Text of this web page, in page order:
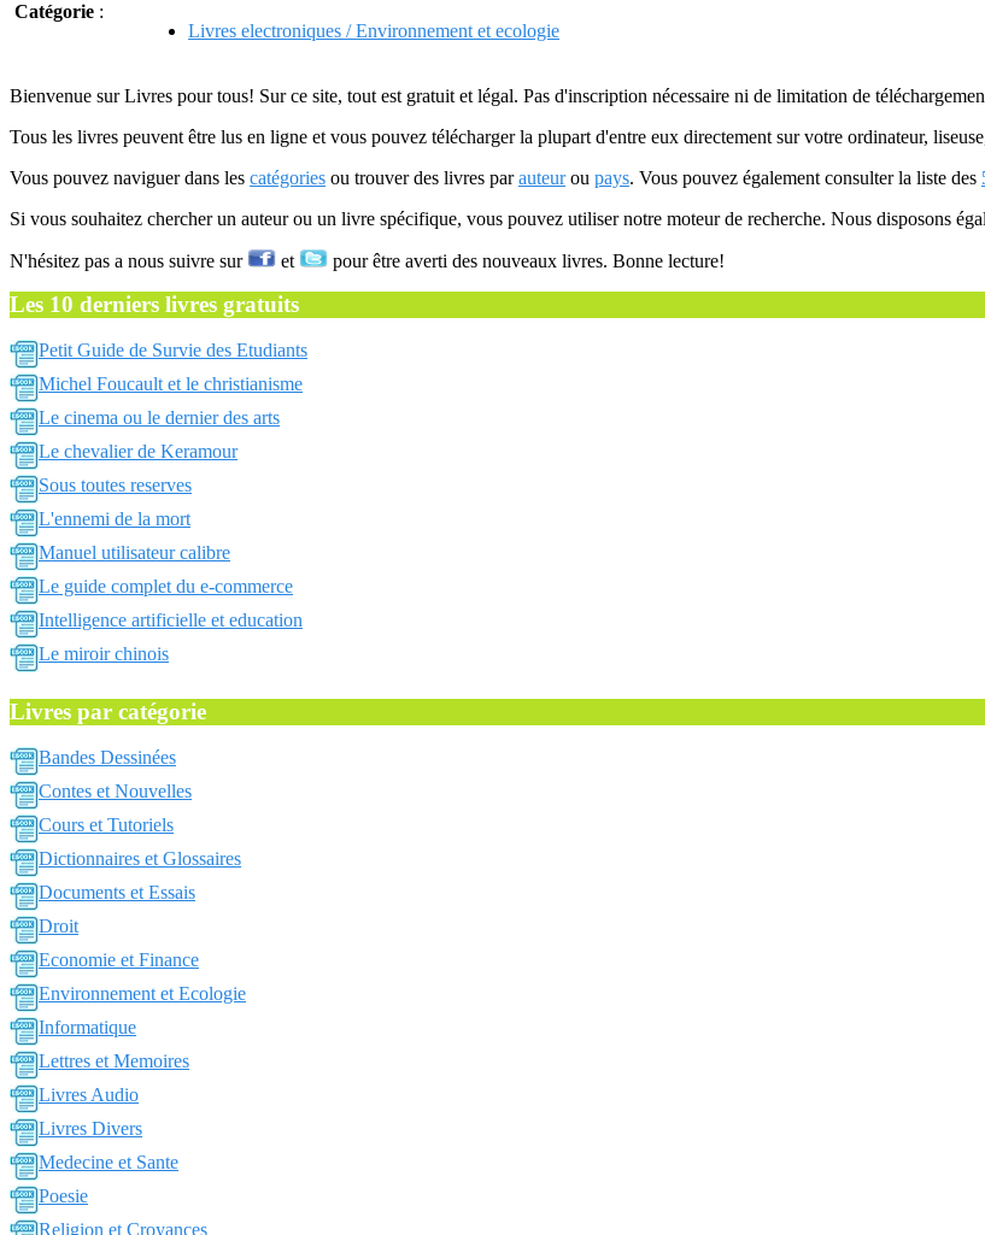
Catégorie :
Livres electroniques / Environnement et ecologie
Bienvenue sur Livres pour tous! Sur ce site, tout est gratuit et légal. Pas d'inscription nécessaire ni de limitation de
Tous les livres peuvent être lus en ligne et vous pouvez télécharger la plupart d'entre eux directement sur votre ordinateur,
Vous pouvez naviguer dans les catégories ou trouver des livres parauteurou pays. Vous pouvez également consulter la liste des
Si vous souhaitez chercher un auteur ou un livre spécifique, vous pouvez utiliser notre moteur de recherche. Nous disposons
N'hésitez pas a nous suivre sur et pour être averti des nouveaux livres. Bonne lecture!
Les 10 derniers livres gratuits
Petit Guide de Survie des Etudiants
Michel Foucault et le christianisme
Le cinema ou le dernier des arts
Le chevalier de Keramour
Sous toutes reserves
L'ennemi de la mort
Manuel utilisateur calibre
Le guide complet du e-commerce
Intelligence artificielle et education
Le miroir chinois
Livres par catégorie
Bandes Dessinées
Contes et Nouvelles
Cours et Tutoriels
Dictionnaires et Glossaires
Documents et Essais
Droit
Economie et Finance
Environnement et Ecologie
Informatique
Lettres et Memoires
Livres Audio
Livres Divers
Medecine et Sante
Poesie
Religion et Croyances